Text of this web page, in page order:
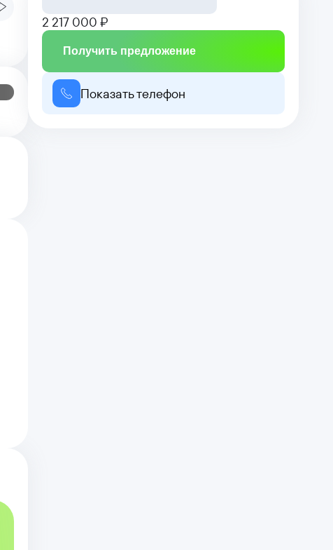
2 217 000 ₽
Получить предложение
Показать телефон